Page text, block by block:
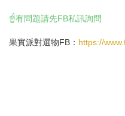
☝️有問題請先FB私訊詢問
果實派對選物FB： https://